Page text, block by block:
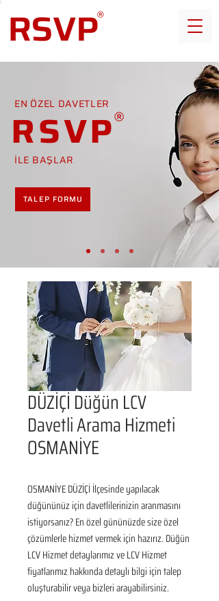
EN ÖZEL DAVETLER
RSVP
İLE BAŞLAR
TALEP FORMU
DÜZİÇİ Düğün LCV
Davetli Arama Hizmeti
OSMANİYE
OSMANİYE DÜZİÇİ İlçesinde yapılacak
düğününüz için davetlilerinizin aranmasını
istiyorsanız? En özel gününüzde size özel
çözümlerle hizmet vermek için hazırız. Düğün
LCV Hizmet detaylarımız ve LCV Hizmet
fiyatlarımız hakkında detaylı bilgi için talep
oluşturabilir veya bizleri arayabilirsiniz.